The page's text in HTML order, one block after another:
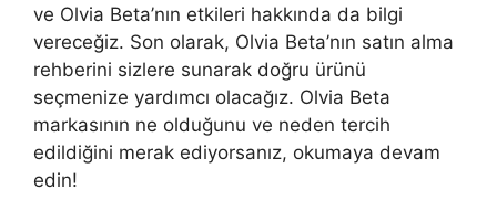
ve Olvia Beta’nın etkileri hakkında da bilgi
vereceğiz. Son olarak, Olvia Beta’nın satın alma
rehberini sizlere sunarak doğru ürünü
seçmenize yardımcı olacağız. Olvia Beta
markasının ne olduğunu ve neden tercih
edildiğini merak ediyorsanız, okumaya devam
edin!